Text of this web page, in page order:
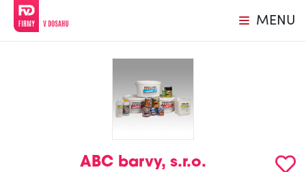
MENU
ABC barvy, s.r.o.